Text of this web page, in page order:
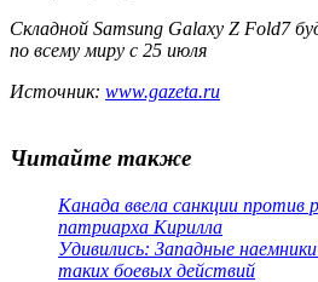
Складной Samsung Galaxy Z Fold7
по всему миру с 25 июля
Источник: www.gazeta.ru
Читайте также
Канада ввела санкции
патриарха Кирилла
Удивились: Западные
таких боевых действий